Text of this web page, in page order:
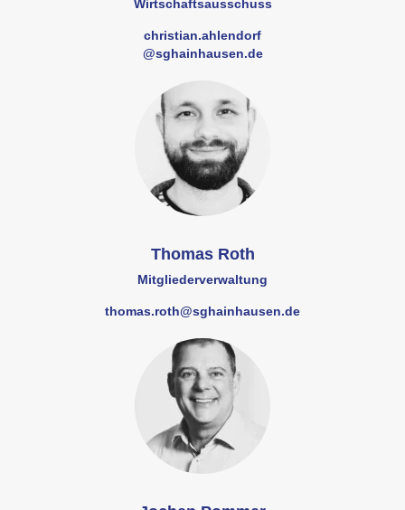
Wirtschaftsausschuss
christian.ahlendorf
@sghainhausen.de
Thomas Roth
Mitgliederverwaltung
thomas.roth@sghainhausen.de